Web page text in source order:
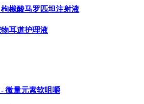
橼酸马罗匹坦注射液
耳道护理液
微量元素软咀嚼